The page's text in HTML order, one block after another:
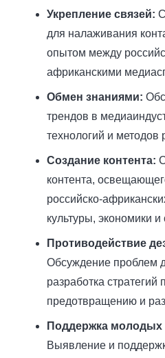
Укрепление связей:
для налаживания
опытом между
африканскими
Обмен знаниями:
трендов в
технологий и методов
Создание контента:
контента,
российско-
культуры, экономики
Противодействие
Обсуждение проблем
разработка стратегий
предотвращению и
Поддержка молодых
Выявление и